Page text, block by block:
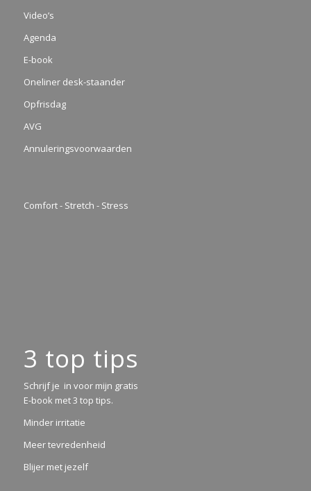
Video’s
Agenda
E-book
Oneliner desk-staander
Opfrisdag
AVG
Annuleringsvoorwaarden
Comfort - Stretch - Stress
3 top tips
Schrijf je in voor mijn gratis
E-book met 3 top tips.
Minder irritatie
Meer tevredenheid
Blijer met jezelf